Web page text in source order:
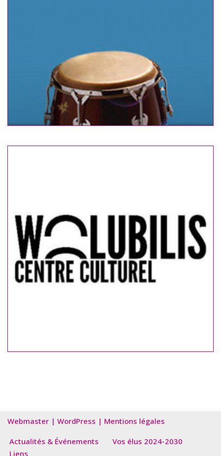
Webmaster | WordPress | Mentions légales
Actualités & Événements
Vos élus 2024-2030
Liens